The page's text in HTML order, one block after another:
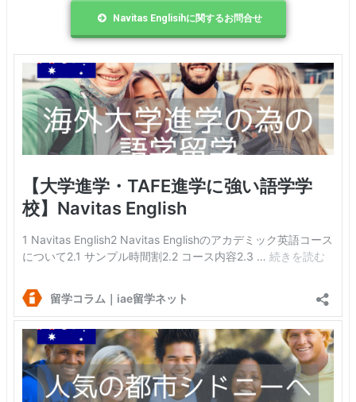
Navitas Englisihに関するお問合せ